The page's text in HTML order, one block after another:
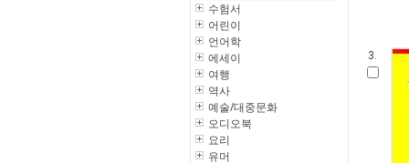
수험서
어린이
언어학
에세이
여행
역사
예술/대중문화
오디오북
요리
유머
3.